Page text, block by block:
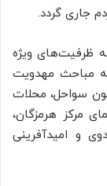
جاری گردد.
ظرفیت‌های ویژه
مباحث مهدویت
سواحل، محلات
مرکز هرمزگان،
و امیدآفرینی